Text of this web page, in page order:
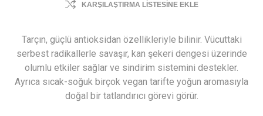
KARŞILAŞTIRMA LISTESINE EKLE
Tarçın, güçlü antioksidan özellikleriyle bilinir. Vücuttaki
serbest radikallerle savaşır, kan şekeri dengesi üzerinde
olumlu etkiler sağlar ve sindirim sistemini destekler.
Ayrıca sıcak-soğuk birçok vegan tarifte yoğun aromasıyla
doğal bir tatlandırıcı görevi görür.